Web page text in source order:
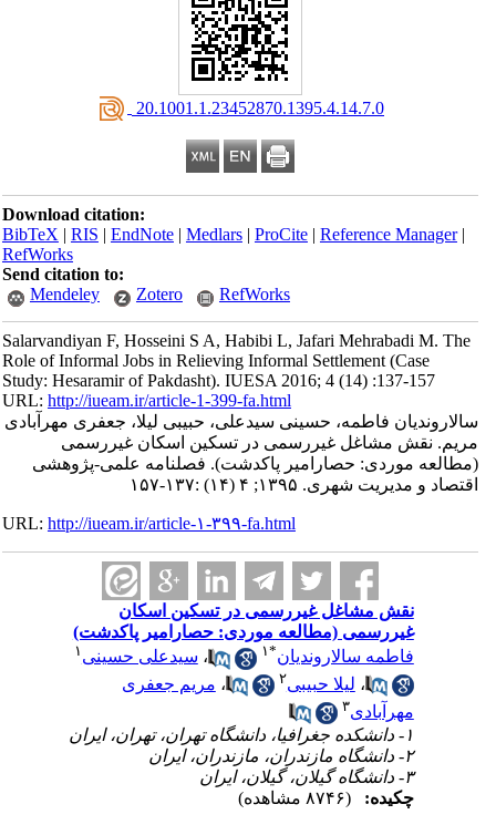
‎ 20.1001.1.23452870.1395.4.14.7.0
Download citation:
BibTeX|RIS|EndNote|Medlars|ProCite|Reference Manager
RefWorks
Send citation to:
Mendeley
Zotero RefWorks
Salarvandiyan F, Hosseini S A, Habibi L, Jafari Mehrabadi M. The
Role of Informal Jobs in Relieving Informal Settlement (Case
Study: Hesaramir of Pakdasht). IUESA 2016; 4 (14) :137-157
URL:http://iueam.ir/article-1-399-fa.html
سالاروندیان فاطمه، حسینی سیدعلی، حبیبی لیلا، جعفری مهرآبادی
مریم. نقش مشاغل غیررسمی در تسکین اسکان غیررسمی
(مطالعه موردی: حصارامیر پاکدشت). فصلنامه علمی-پژوهشی
اقتصاد و مدیریت شهری. ۱۳۹۵; ۴ (۱۴) :۱۳۷-۱۵۷
URL:http://iueam.ir/article-۱-۳۹۹-fa.html
نقش مشاغل غیررسمی در تسکین اسکان
غیررسمی (مطالعه موردی: حصارامیر پاکدشت)
فاطمه سالاروندیان *۱ ،سیدعلی حسینی
،لیلا حبیبی ،مریم جعفری
مهرآبادی
چکیده: